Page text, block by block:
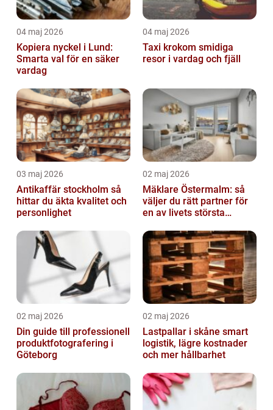
04 maj 2026
Kopiera nyckel i Lund:
Smarta val för en säker
vardag
04 maj 2026
Taxi krokom smidiga
resor i vardag och fjäll
03 maj 2026
Antikaffär stockholm så
hittar du äkta kvalitet och
personlighet
02 maj 2026
Mäklare Östermalm: så
väljer du rätt partner för
en av livets största
02 maj 2026
Din guide till professionell
produktfotografering i
Göteborg
02 maj 2026
Lastpallar i skåne smart
logistik, lägre kostnader
och mer hållbarhet